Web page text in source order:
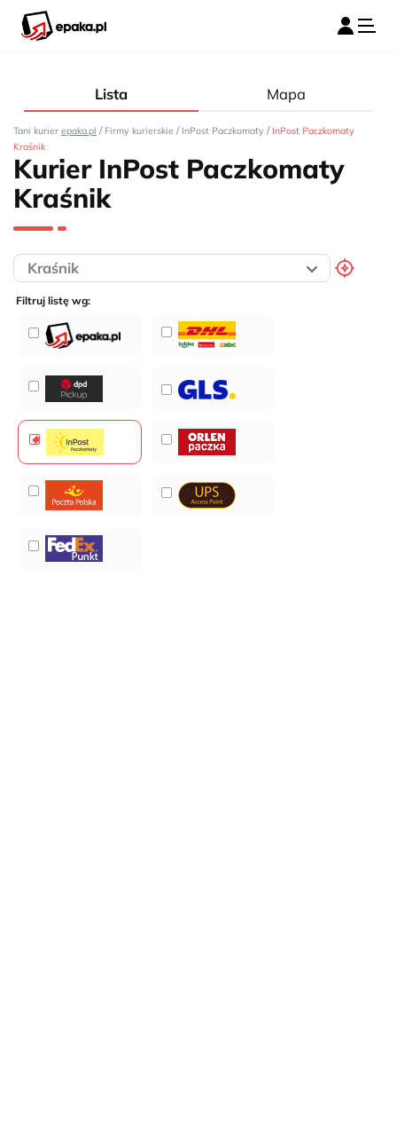
Lista Mapa
Tani kurier epaka.pl / Firmy kurierskie / InPost Paczkomaty / InPost Paczkomaty
Kraśnik
Kurier InPost Paczkomaty
Kraśnik
Filtruj listę wg: